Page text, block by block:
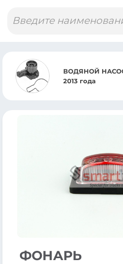
товаров
ВОДЯНОЙ НАСОС
2013 года
ФОНАРЬ